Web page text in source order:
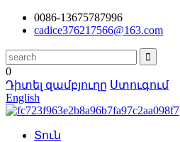
0086-13675787996
cadice376217566@163.com
0
Դիտել զամբյուղը Ստուգում
English
Տուն